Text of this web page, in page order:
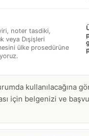
noter tasdiki,
veya Dışişleri
ülke prosedürüne
kullanılacağına
için belgenizi ve